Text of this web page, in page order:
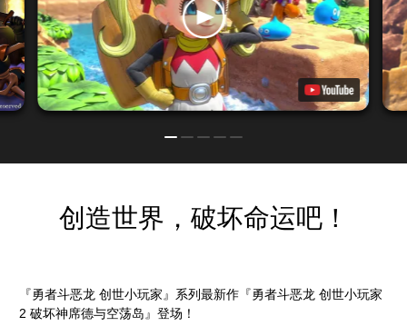
创造世界，破坏命运吧！
『勇者斗恶龙 创世小玩家』系列最新作『勇者斗恶龙 创世小玩家
2 破坏神席德与空荡岛』登场！